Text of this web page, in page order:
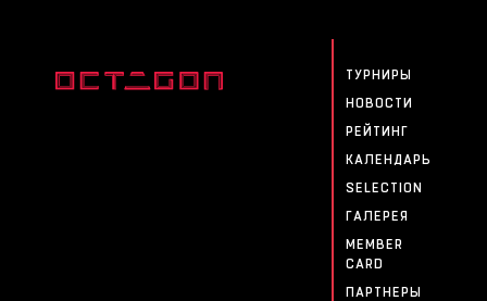
ТУРНИРЫ
НОВОСТИ
РЕЙТИНГ
КАЛЕНДАРЬ
SELECTION
ГАЛЕРЕЯ
MEMBER
CARD
ПАРТНЕРЫ